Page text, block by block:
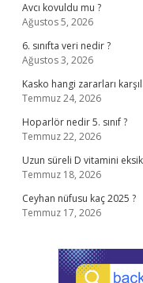
Avcı kovuldu mu ?
Ağustos 5, 2026
6. sınıfta veri nedir ?
Ağustos 3, 2026
Kasko hangi zararları
Temmuz 24, 2026
Hoparlör nedir 5. sınıf ?
Temmuz 22, 2026
Uzun süreli D vitamini
Temmuz 18, 2026
Ceyhan nüfusu kaç 2025 ?
Temmuz 17, 2026